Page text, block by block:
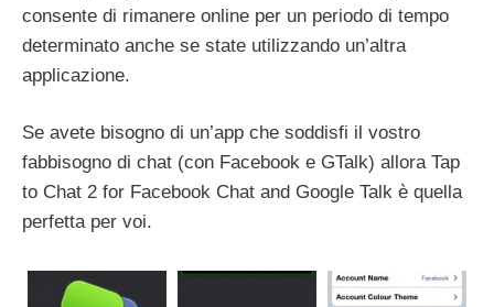
consente di rimanere online per un periodo di tempo
determinato anche se state utilizzando un’altra
applicazione.
Se avete bisogno di un’app che soddisfi il vostro
fabbisogno di chat (con Facebook e GTalk) allora Tap
to Chat 2 for Facebook Chat and Google Talk è quella
perfetta per voi.